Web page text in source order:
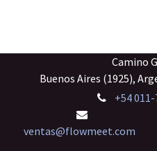
Camino Gob
Buenos Aires (1925),
+54
ventas@flowmeet.com